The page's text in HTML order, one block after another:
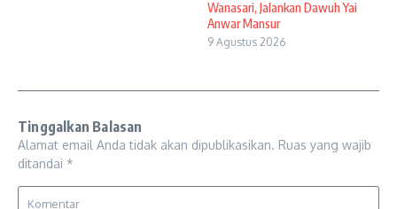
Wanasari, Jalankan Dawuh Yai
Anwar Mansur
9 Agustus 2026
Tinggalkan Balasan
Alamat email Anda tidak akan dipublikasikan. Ruas yang wajib
ditandai *